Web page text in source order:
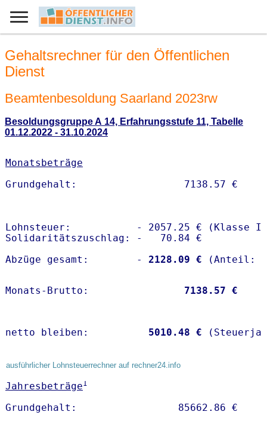
Gehaltsrechner für den Öffentlichen
Dienst
Beamtenbesoldung Saarland 2023rw
Besoldungsgruppe A 14, Erfahrungsstufe 11, Tabelle
01.12.2022 - 31.10.2024
Monatsbeträge
Lohnsteuer:           - 2057.25 € (Klasse I)
Solidaritätszuschlag: -   70.84 €
Abzüge gesamt:        -
2128.09 €
Monats-Brutto: 7138.57 €
netto bleiben: 5010.48 €
ausführlicher Lohnsteuerrechner auf rechner24.info
Jahresbeträge1